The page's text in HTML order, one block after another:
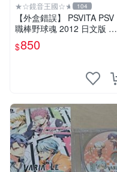
★☆鏡音王國☆★ 104
【外盒錯誤】 PSVITA PSV
職棒野球魂 2012 日文版 二
手良品 野球魂 プロ野球スピ
リッツ
$850